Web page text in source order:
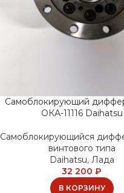
Самоблокирующий
ОКА-11116 Daihatsu
Самоблокирующийся
винтового типа
Daihatsu, Лада
32 200₽
В КОРЗИНУ